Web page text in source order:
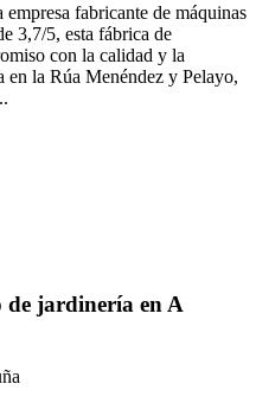
fabricante de máquinas
3,7/5, esta fábrica de
con la calidad y la
en la Rúa Menéndez y Pelayo,
jardinería en A